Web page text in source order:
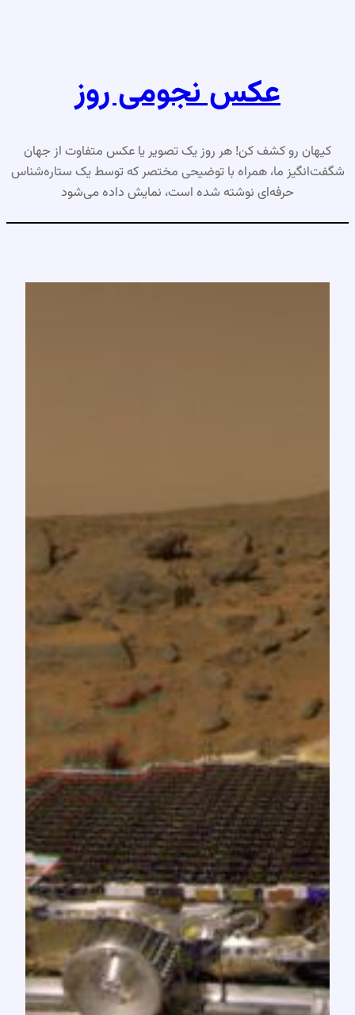
عکس نجومی روز
کیهان رو کشف کن! هر روز یک تصویر یا عکس متفاوت از جهان
شگفت‌انگیز ما، همراه با توضیحی مختصر که توسط یک ستاره‌شناس
حرفه‌ای نوشته شده است، نمایش داده می‌شود